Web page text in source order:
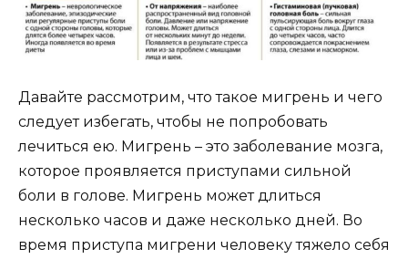
Давайте рассмотрим, что такое мигрень и чего
следует избегать, чтобы не попробовать
лечиться ею. Мигрень – это заболевание мозга,
которое проявляется приступами сильной
боли в голове. Мигрень может длиться
несколько часов и даже несколько дней. Во
время приступа мигрени человеку тяжело себя